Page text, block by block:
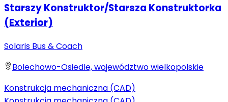
Starszy Konstruktor/Starsza Konstruktorka
(Exterior)
Solaris Bus & Coach
Bolechowo-Osiedle, województwo wielkopolskie
Konstrukcja mechaniczna (CAD)